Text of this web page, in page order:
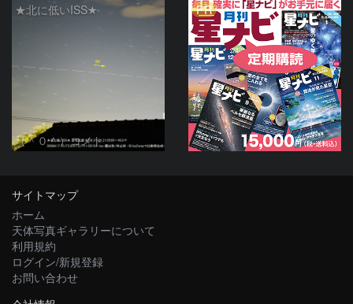
★北に低いISS★
（＾０＾）コメト
PR
サイトマップ
ホーム
天体写真ギャラリーについて
利用規約
ログイン/新規登録
お問い合わせ